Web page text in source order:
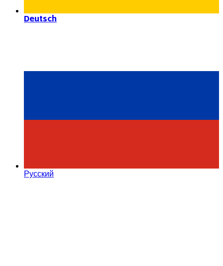
Deutsch
Русский